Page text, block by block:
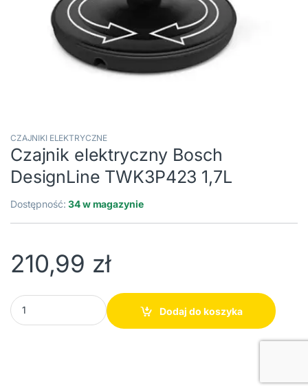
CZAJNIKI ELEKTRYCZNE
Czajnik elektryczny Bosch
DesignLine TWK3P423 1,7L
Dostępność:34 w magazynie
210,99 zł
Czajnik elektryczny Bosch DesignLine TWK3P423 1,7L ilości
Dodaj do koszyka